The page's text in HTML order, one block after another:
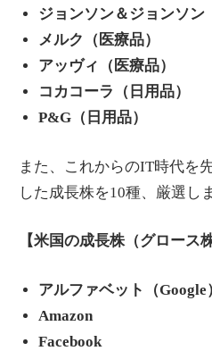
ジョンソン＆ジョンソン
メルク（医療品）
アッヴィ（医療品）
コカコーラ（日用品）
P&G（日用品）
また、これからのIT時代を
した成長株を10種、厳選し
【米国の成長株（グロース
アルファベット（Google）
Amazon
Facebook